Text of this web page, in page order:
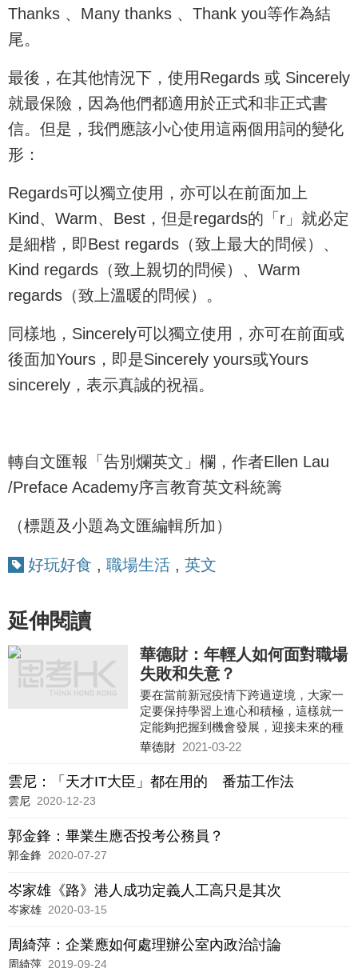
Thanks 、Many thanks 、Thank you等作為結
尾。
最後，在其他情況下，使用Regards 或 Sincerely
就最保險，因為他們都適用於正式和非正式書
信。但是，我們應該小心使用這兩個用詞的變化
形：
Regards可以獨立使用，亦可以在前面加上
Kind、Warm、Best，但是regards的「r」就必定
是細楷，即Best regards（致上最大的問候）、
Kind regards（致上親切的問候）、Warm
regards（致上溫暖的問候）。
同樣地，Sincerely可以獨立使用，亦可在前面或
後面加Yours，即是Sincerely yours或Yours
sincerely，表示真誠的祝福。
轉自文匯報「告別爛英文」欄，作者Ellen Lau
/Preface Academy序言教育英文科統籌
（標題及小題為文匯編輯所加）
好玩好食 , 職場生活 , 英文
延伸閱讀
華德財：年輕人如何面對職場
失敗和失意？
要在當前新冠疫情下跨過逆境，大家一
定要保持學習上進心和積極，這樣就一
定能夠把握到機會發展，迎接未來的種
種挑戰。
華德財 2021-03-22
雲尼：「天才IT大臣」都在用的 番茄工作法
雲尼 2020-12-23
郭金鋒：畢業生應否投考公務員？
郭金鋒 2020-07-27
岑家雄《路》港人成功定義人工高只是其次
岑家雄 2020-03-15
周綺萍：企業應如何處理辦公室內政治討論
周綺萍 2019-09-24